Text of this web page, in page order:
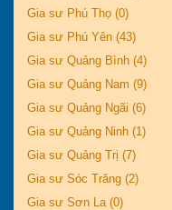
Gia sư Phú Thọ (0)
Gia sư Phú Yên (43)
Gia sư Quảng Bình (4)
Gia sư Quảng Nam (9)
Gia sư Quảng Ngãi (6)
Gia sư Quảng Ninh (1)
Gia sư Quảng Trị (7)
Gia sư Sóc Trăng (2)
Gia sư Sơn La (0)